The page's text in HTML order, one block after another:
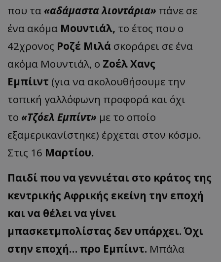
που τα «αδάμαστα λιοντάρια» πάνε σε
ένα ακόμα Μουντιάλ, το έτος που ο
42χρονος Ροζέ Μιλά σκοράρει σε ένα
ακόμα Μουντιάλ, ο Ζοέλ Χανς
Εμπίιντ (για να ακολουθήσουμε την
τοπική γαλλόφωνη προφορά και όχι
το «Τζόελ Εμπίντ» με το οποίο
εξαμερικανίστηκε) έρχεται στον κόσμο.
Στις 16 Μαρτίου.
Παιδί που να γεννιέται στο κράτος της
κεντρικής Αφρικής εκείνη την εποχή
και να θέλει να γίνει
μπασκετμπολίστας δεν υπάρχει. Όχι
στην εποχή… προ Εμπίιντ. Μπάλα